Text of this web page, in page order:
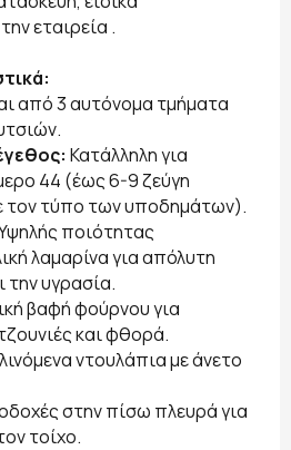
εταιρεία .
από 3 αυτόνομα τμήματα
Κατάλληλη για
44 (έως 6-9 ζεύγη
τον τύπο των υποδημάτων).
ποιότητας
λαμαρίνα για απόλυτη
την υγρασία.
βαφή φούρνου για
και φθορά.
ντουλάπια με άνετο
στην πίσω πλευρά για
τοίχο.